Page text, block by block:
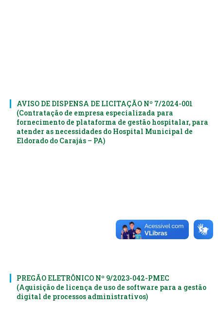
AVISO DE DISPENSA DE LICITAÇÃO Nº 7/2024-001
(Contratação de empresa especializada para
fornecimento de plataforma de gestão hospitalar, para
atender as necessidades do Hospital Municipal de
Eldorado do Carajás – PA)
PREGÃO ELETRÔNICO Nº 9/2023-042-PMEC
(Aquisição de licença de uso de software para a gestão
digital de processos administrativos)